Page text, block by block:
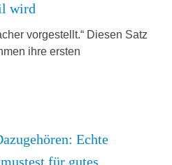
wird
vorgestellt.“ Diesen Satz
ihre ersten
Echte
für gutes